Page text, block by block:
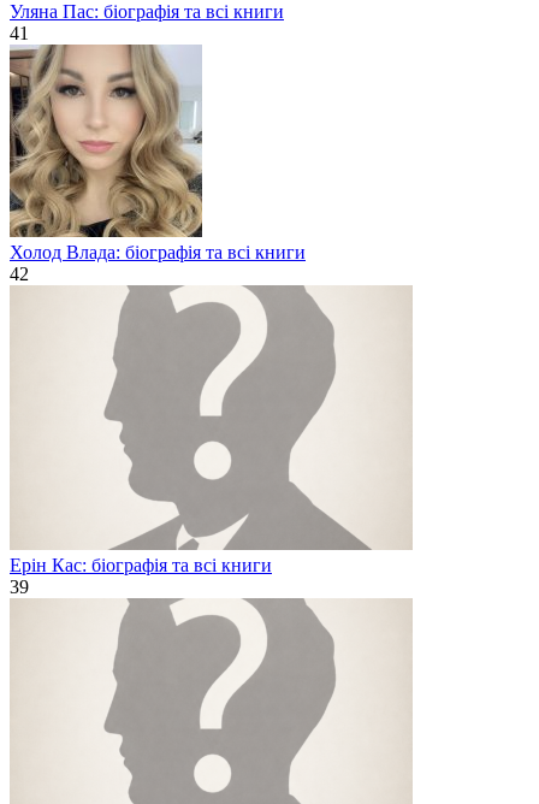
Уляна Пас: біографія та всі книги
41
Холод Влада: біографія та всі книги
42
Ерін Кас: біографія та всі книги
39